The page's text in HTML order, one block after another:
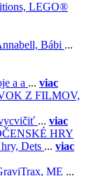
LEGO®
Bábi ...
a a ... viac
Z FILMOV,
... viac
HRY
Dets ... viac
ME ...